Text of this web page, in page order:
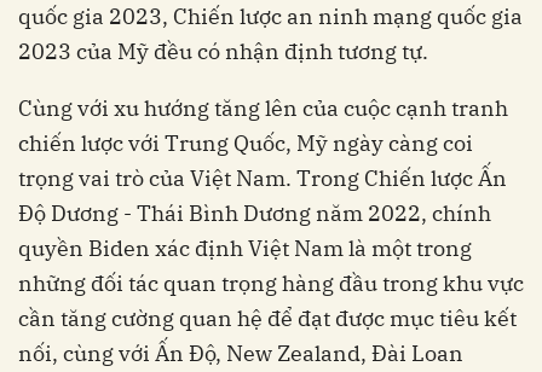
quốc gia 2023, Chiến lược an ninh mạng quốc gia
2023 của Mỹ đều có nhận định tương tự.
Cùng với xu hướng tăng lên của cuộc cạnh tranh
chiến lược với Trung Quốc, Mỹ ngày càng coi
trọng vai trò của Việt Nam. Trong Chiến lược Ấn
Độ Dương - Thái Bình Dương năm 2022, chính
quyền Biden xác định Việt Nam là một trong
những đối tác quan trọng hàng đầu trong khu vực
cần tăng cường quan hệ để đạt được mục tiêu kết
nối, cùng với Ấn Độ, New Zealand, Đài Loan